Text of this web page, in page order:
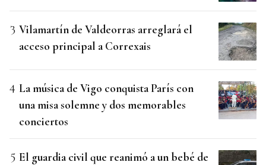
Vilamartín de Valdeorras arreglará el
acceso principal a Correxais
La música de Vigo conquista París con
una misa solemne y dos memorables
conciertos
El guardia civil que reanimó a un bebé de